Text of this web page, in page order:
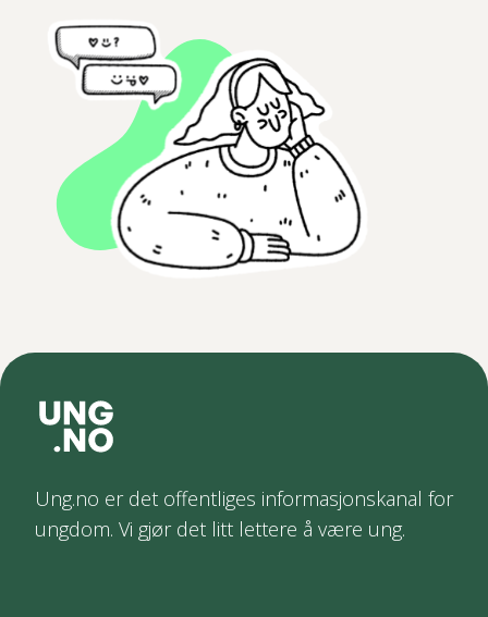
Ung.no er det offentliges informasjonskanal for
ungdom. Vi gjør det litt lettere å være ung.